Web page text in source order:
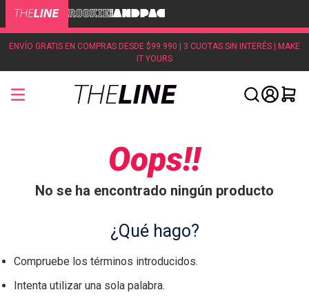
ENVÍO GRATIS EN COMPRAS DESDE $99.990 | 3 CUOTAS SIN INTERÉS | MAKE
IT YOURS
Oops!!
No se ha encontrado ningún producto
¿Qué hago?
Compruebe los términos introducidos.
Intenta utilizar una sola palabra.